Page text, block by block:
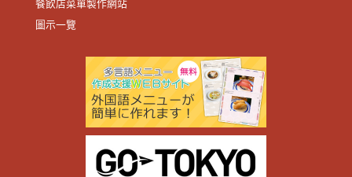
餐飲店菜單製作網站
圖示一覽